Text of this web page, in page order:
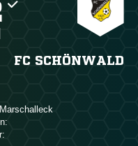
FC SCHÖNWALD